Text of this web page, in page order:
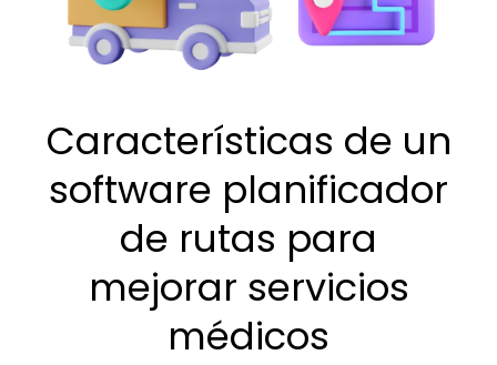
Características de un
software planificador
de rutas para
mejorar servicios
médicos